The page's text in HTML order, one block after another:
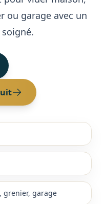
ou garage avec un
grenier, garage